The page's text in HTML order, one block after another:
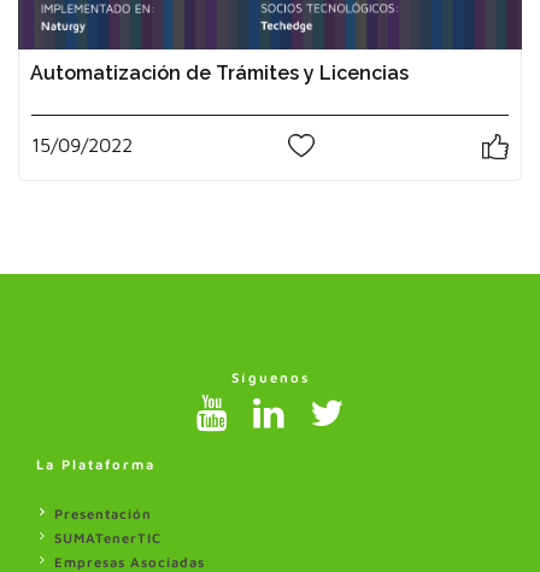
Automatización de Trámites y Licencias
15/09/2022
Síguenos
La Plataforma
Presentación
SUMATenerTIC
Empresas Asociadas